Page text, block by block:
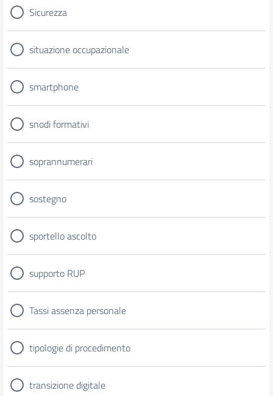
Sicurezza
situazione occupazionale
smartphone
snodi formativi
soprannumerari
sostegno
sportello ascolto
supporto RUP
Tassi assenza personale
tipologie di procedimento
transizione digitale